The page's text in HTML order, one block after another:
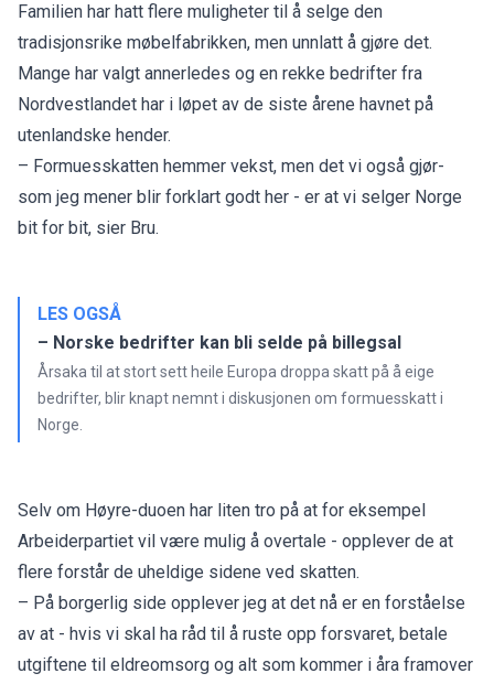
Familien har hatt flere muligheter til å selge den
tradisjonsrike møbelfabrikken, men unnlatt å gjøre det.
Mange har valgt annerledes og en rekke bedrifter fra
Nordvestlandet har i løpet av de siste årene havnet på
utenlandske hender.
– Formuesskatten hemmer vekst, men det vi også gjør-
som jeg mener blir forklart godt her - er at vi selger Norge
bit for bit, sier Bru.
LES OGSÅ
– Norske bedrifter kan bli selde på billegsal
Årsaka til at stort sett heile Europa droppa skatt på å eige
bedrifter, blir knapt nemnt i diskusjonen om formuesskatt i
Norge.
Selv om Høyre-duoen har liten tro på at for eksempel
Arbeiderpartiet vil være mulig å overtale - opplever de at
flere forstår de uheldige sidene ved skatten.
– På borgerlig side opplever jeg at det nå er en forståelse
av at - hvis vi skal ha råd til å ruste opp forsvaret, betale
utgiftene til eldreomsorg og alt som kommer i åra framover